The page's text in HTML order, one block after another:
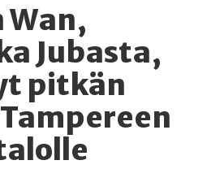
Wan,
Jubasta,
pitkän